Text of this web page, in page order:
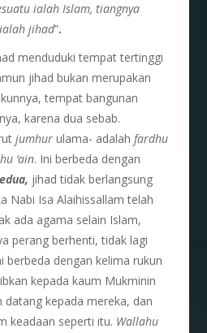
ialah Islam, tiangnya
jihad”.
menduduki tempat tertinggi
jihad bukan merupakan
tempat bangunan
karena dua sebab.
jumhur ulama- adalahfardhu
‘ain. Ini berbeda dengan
jihad tidak berlangsung
Nabi Isa Alaihissallam telah
ada agama selain Islam,
perang berhenti, tidak lagi
berbeda dengan kelima rukun
kepada kaum Mukminin
datang kepada mereka, dan
keadaan seperti itu. Wallahu